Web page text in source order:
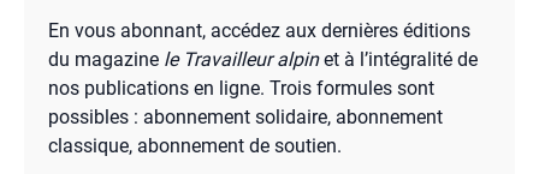
En vous abonnant, accédez aux dernières éditions
du magazine le Travailleur alpinet à l’intégralité de
nos publications en ligne. Trois formules sont
possibles : abonnement solidaire, abonnement
classique, abonnement de soutien.